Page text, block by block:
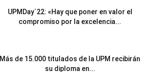
UPMDay´22: «Hay que poner en valor el
compromiso por la excelencia...
Más de 15.000 titulados de la UPM recibirán
su diploma en...